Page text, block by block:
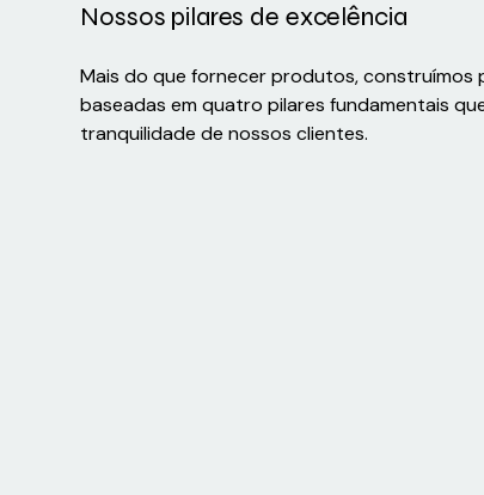
Nossos pilares de excelência
Mais do que fornecer produtos, construímos
baseadas em quatro pilares fundamentais
tranquilidade de nossos clientes.